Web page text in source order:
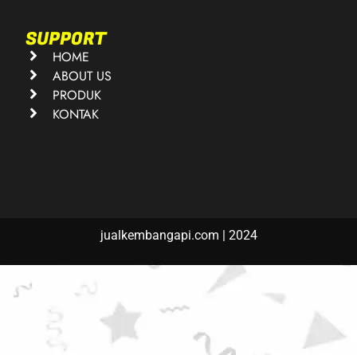
SUPPORT
HOME
ABOUT US
PRODUK
KONTAK
jualkembangapi.com | 2024